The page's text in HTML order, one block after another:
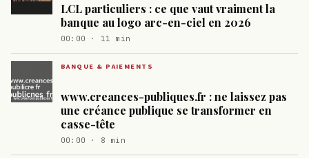
LCL particuliers : ce que vaut vraiment la
banque au logo arc-en-ciel en 2026
00:00 · 11 min
BANQUE & PAIEMENTS
www.creances-publiques.fr : ne laissez pas
une créance publique se transformer en
casse-tête
00:00 · 8 min